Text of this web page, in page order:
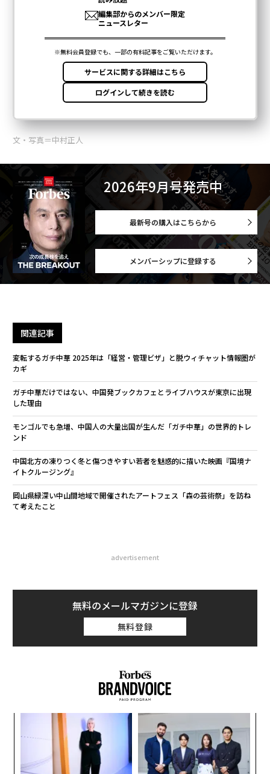
文・写真＝中村正人
2026年9月号発売中
最新号の購入はこちらから
メンバーシップに登録する
関連記事
変転するガチ中華 2025年は「経営・管理ビザ」と脱ウィチャット情報圏が
カギ
ガチ中華だけではない、中国発ブックカフェとライブハウスが東京に出現
した理由
モンゴルでも急増、中国人の大量出国が生んだ「ガチ中華」の世界的トレ
ンド
中国北方の凍りつく冬と傷つきやすい若者を魅惑的に描いた映画『国境ナ
イトクルージング』
岡山県緑深い中山間地域で開催されたアートフェス「森の芸術祭」を訪ね
て考えたこと
advertisement
無料のメールマガジンに登録
無料登録